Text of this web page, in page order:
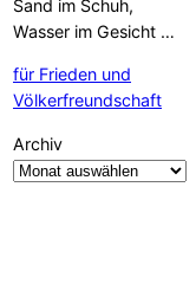
Sand im Schuh,
Wasser im Gesicht …
für Frieden und
Völkerfreundschaft
Archiv